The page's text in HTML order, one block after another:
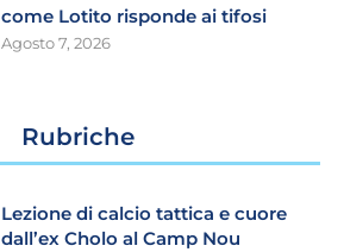
come Lotito risponde ai tifosi
Agosto 7, 2026
Rubriche
Lezione di calcio tattica e cuore
dall’ex Cholo al Camp Nou